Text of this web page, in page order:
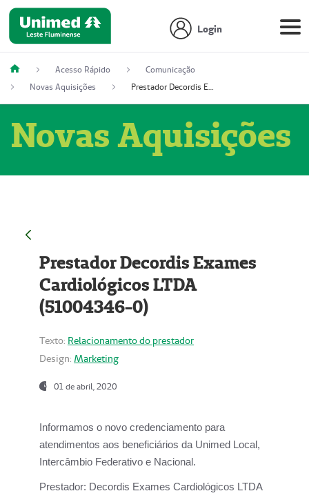
Login
Acesso Rápido
Comunicação
Novas Aquisições
Prestador Decordis Exames Cardiológicos LTDA (51004346-0)
Novas Aquisições
Prestador Decordis Exames
Cardiológicos LTDA
(51004346-0)
Texto: Relacionamento do prestador
Design: Marketing
01 de abril, 2020
Informamos o novo credenciamento para
atendimentos aos beneficiários da Unimed Local,
Intercâmbio Federativo e Nacional.
Prestador: Decordis Exames Cardiológicos LTDA